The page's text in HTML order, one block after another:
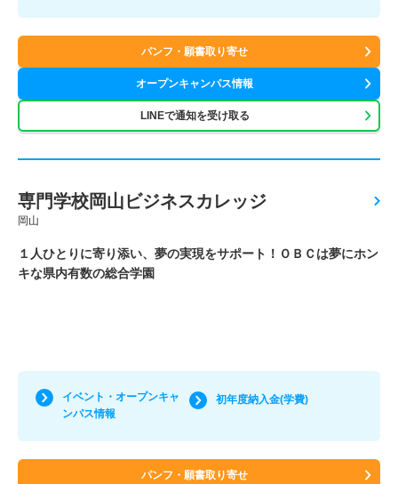
パンフ・願書取り寄せ
オープンキャンパス情報
LINEで通知を受け取る
専門学校岡山ビジネスカレッジ
岡山
１人ひとりに寄り添い、夢の実現をサポート！ＯＢＣは夢にホン
キな県内有数の総合学園
イベント・オープンキャ
ンパス情報
初年度納入金(学費)
パンフ・願書取り寄せ